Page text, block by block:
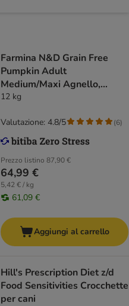
Farmina N&D Grain Free
Pumpkin Adult
Medium/Maxi Agnello,
Zucca e Mirtillo
12 kg
Prezzo listino 87,90 €
64,99 €
5,42 € / kg
61,09 €
Valutazione: 4.8/5 (6)
Aggiungi al carrello
Hill's Prescription Diet z/d
Food Sensitivities Crocchette
per cani